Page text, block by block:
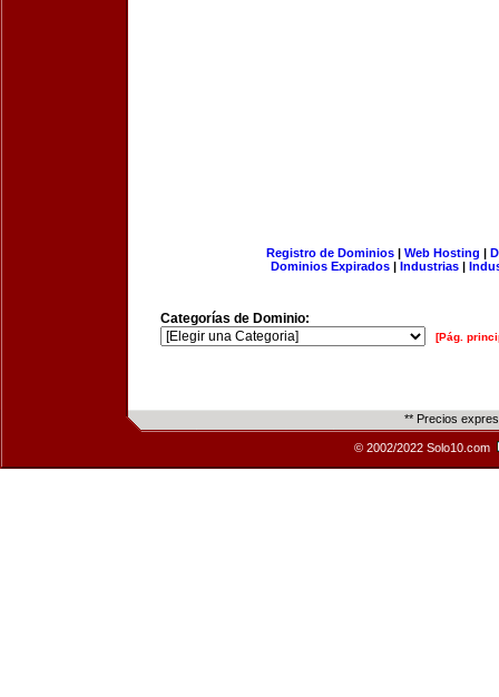
Registro de Dominios| Web Hosting |
Dominios Expirados | Industrias |
Categorías de Dominio:
[Pág.
** Precios
© 2002/2022 Solo10.com